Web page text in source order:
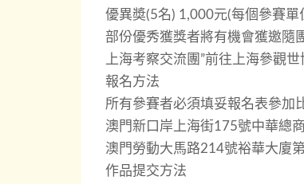
優異奬(5名) 1,000元(每個參賽
部份優秀獲獎者將有機會獲邀隨
上海考察交流團”前往上海參觀世
報名方法
所有參賽者必須填妥報名表參加
澳門新口岸上海街175號中華總
澳門勞動大馬路214號裕華大廈
作品提交方法